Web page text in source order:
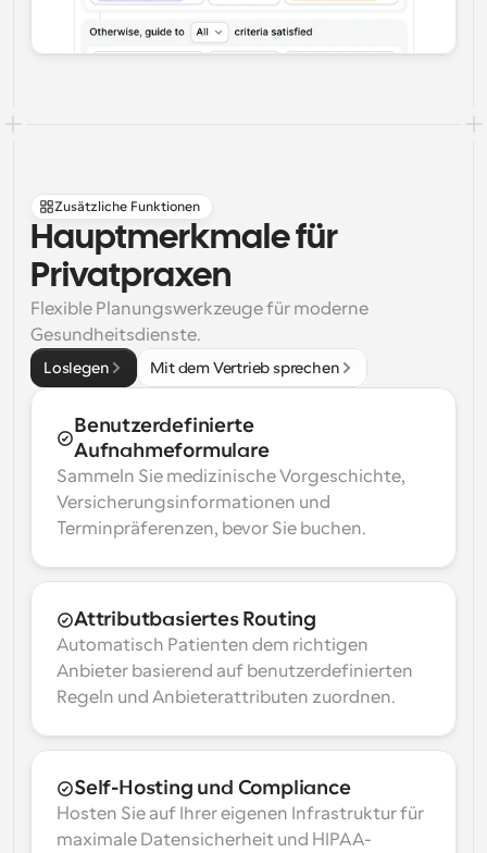
Zusätzliche Funktionen
Hauptmerkmale für
Privatpraxen
Flexible Planungswerkzeuge für moderne
Gesundheitsdienste.
Loslegen Mit dem Vertrieb sprechen
Benutzerdefinierte
Aufnahmeformulare
Sammeln Sie medizinische Vorgeschichte,
Versicherungsinformationen und
Terminpräferenzen, bevor Sie buchen.
Attributbasiertes Routing
Automatisch Patienten dem richtigen
Anbieter basierend auf benutzerdefinierten
Regeln und Anbieterattributen zuordnen.
Self-Hosting und Compliance
Hosten Sie auf Ihrer eigenen Infrastruktur für
maximale Datensicherheit und HIPAA-